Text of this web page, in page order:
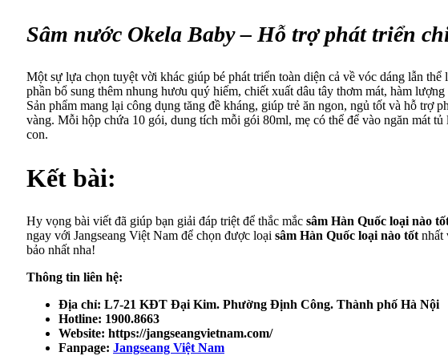
Sâm nước Okela Baby – Hỗ trợ phát triển
Một sự lựa chọn tuyệt vời khác giúp bé phát triển toàn diện cả về vóc dáng lẫn
phần bổ sung thêm nhung hươu quý hiếm, chiết xuất dâu tây thơm mát, hàm
Sản phẩm mang lại công dụng tăng đề kháng, giúp trẻ ăn ngon, ngủ tốt và hỗ trợ
vàng. Mỗi hộp chứa 10 gói, dung tích mỗi gói 80ml, mẹ có thể để vào ngăn mát
con.
Kết bài:
Hy vọng bài viết đã giúp bạn giải đáp triệt để thắc mắc sâm Hàn Quốc loại nào
ngay với Jangseang Việt Nam để chọn được loại sâm Hàn Quốc loại nào tốt nhất
bảo nhất nha!
Thông tin liên hệ:
Địa chỉ: L7-21 KĐT Đại Kim. Phường Định Công. Thành phố Hà Nội
Hotline: 1900.8663
Website: https://jangseangvietnam.com/
Fanpage: Jangseang Việt Nam